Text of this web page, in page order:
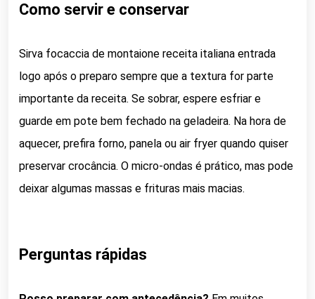
Como servir e conservar
Sirva focaccia de montaione receita italiana entrada
logo após o preparo sempre que a textura for parte
importante da receita. Se sobrar, espere esfriar e
guarde em pote bem fechado na geladeira. Na hora de
aquecer, prefira forno, panela ou air fryer quando quiser
preservar crocância. O micro-ondas é prático, mas pode
deixar algumas massas e frituras mais macias.
Perguntas rápidas